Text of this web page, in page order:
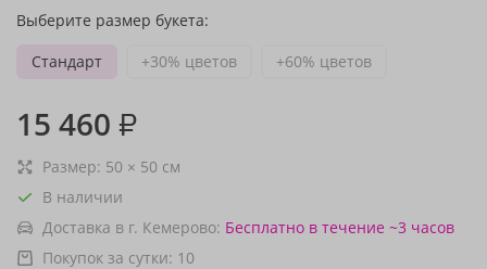
Выберите размер букета:
Стандарт
+30% цветов +60% цветов
15 460 ₽
Размер: 50 × 50 см
В наличии
Доставка в г. Кемерово: Бесплатно в течение ~3 часов
Покупок за сутки: 10